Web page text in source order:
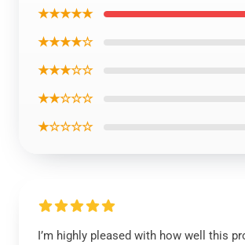
★★★★★
★★★★☆
★★★☆☆
★★☆☆☆
★☆☆☆☆
I’m highly pleased with how well this